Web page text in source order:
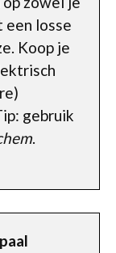
een losse
Koop je
gebruik
.